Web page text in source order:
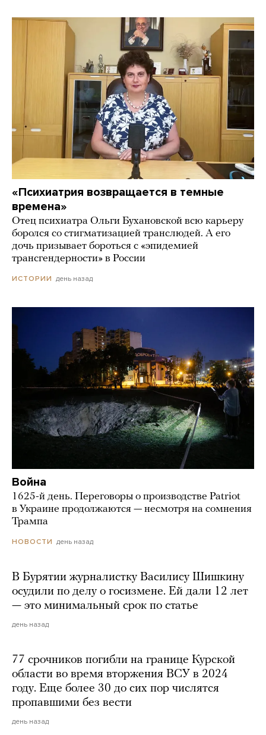
«Психиатрия возвращается в темные
времена»
Отец психиатра Ольги Бухановской всю карьеру
боролся со стигматизацией транслюдей. А его
дочь призывает бороться с «эпидемией
трансгендерности» в России
ИСТОРИИ день назад
Война
1625-й день. Переговоры о производстве Patriot
в Украине продолжаются — несмотря на сомнения
Трампа
НОВОСТИ день назад
В Бурятии журналистку Василису Шишкину
осудили по делу о госизмене. Ей дали 12 лет
— это минимальный срок по статье
день назад
77 срочников погибли на границе Курской
области во время вторжения ВСУ в 2024
году. Еще более 30 до сих пор числятся
пропавшими без вести
день назад